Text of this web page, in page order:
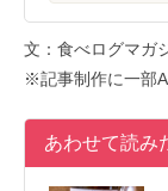
文：食べログマガ
※記事制作に一部
あわせて読み